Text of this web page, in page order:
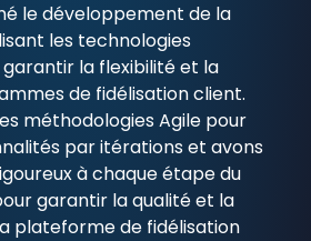
le développement de la
les technologies
la flexibilité et la
de fidélisation client.
méthodologies Agile pour
par itérations et avons
à chaque étape du
garantir la qualité et la
plateforme de fidélisation